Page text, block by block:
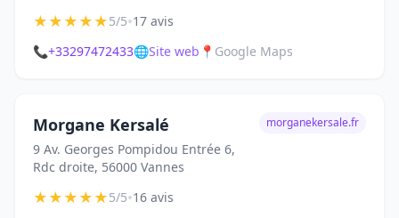
★★★★★5/5•17 avis
📞+33297472433🌐Site web 📍 Google Maps
Morgane Kersalé
9 Av. Georges Pompidou Entrée 6,
Rdc droite, 56000 Vannes
morganekersale.fr
★★★★★5/5•16 avis